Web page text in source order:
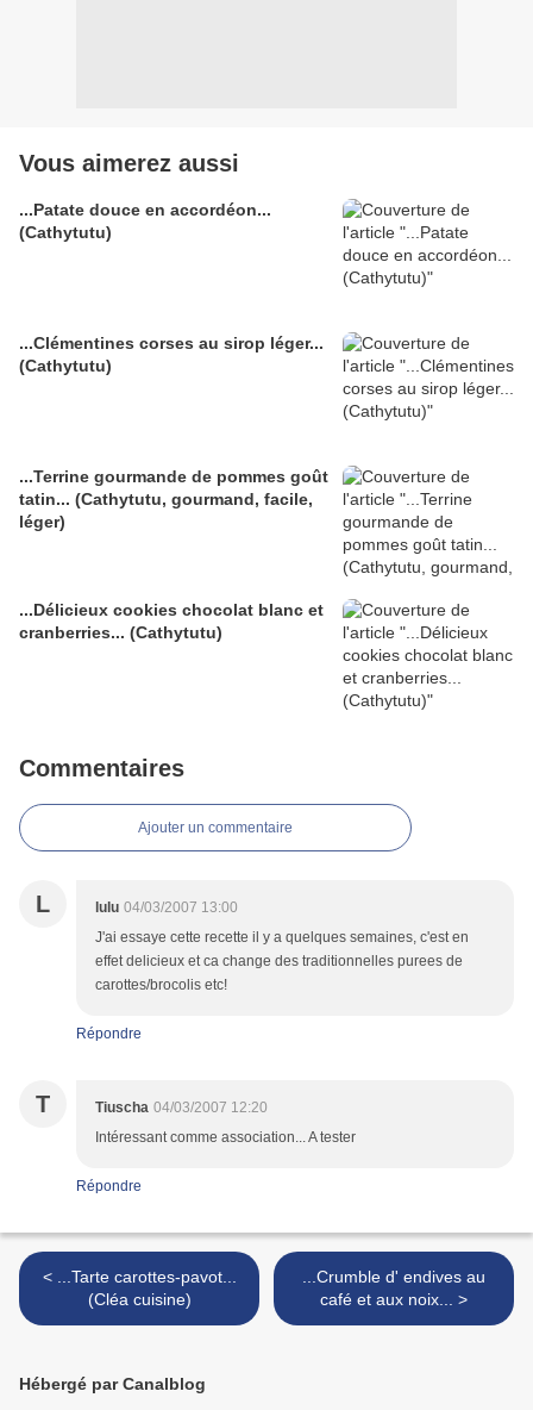
Vous aimerez aussi
...Patate douce en accordéon...
(Cathytutu)
...Clémentines corses au sirop léger...
(Cathytutu)
...Terrine gourmande de pommes goût
tatin... (Cathytutu, gourmand, facile,
léger)
...Délicieux cookies chocolat blanc et
cranberries... (Cathytutu)
Commentaires
Ajouter un commentaire
L lulu 04/03/2007 13:00
J'ai essaye cette recette il y a quelques semaines, c'est en
effet delicieux et ca change des traditionnelles purees de
carottes/brocolis etc!
Répondre
T Tiuscha 04/03/2007 12:20
Intéressant comme association... A tester
Répondre
< ...Tarte carottes-pavot...
(Cléa cuisine)
...Crumble d' endives au
café et aux noix... >
Hébergé par Canalblog